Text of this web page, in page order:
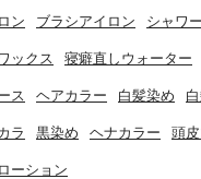
ン ブラシアイロン シャワ
ックス 寝癖直しウォーター
ス ヘアカラー 白髪染め
ラ 黒染め ヘナカラー 頭
ーション